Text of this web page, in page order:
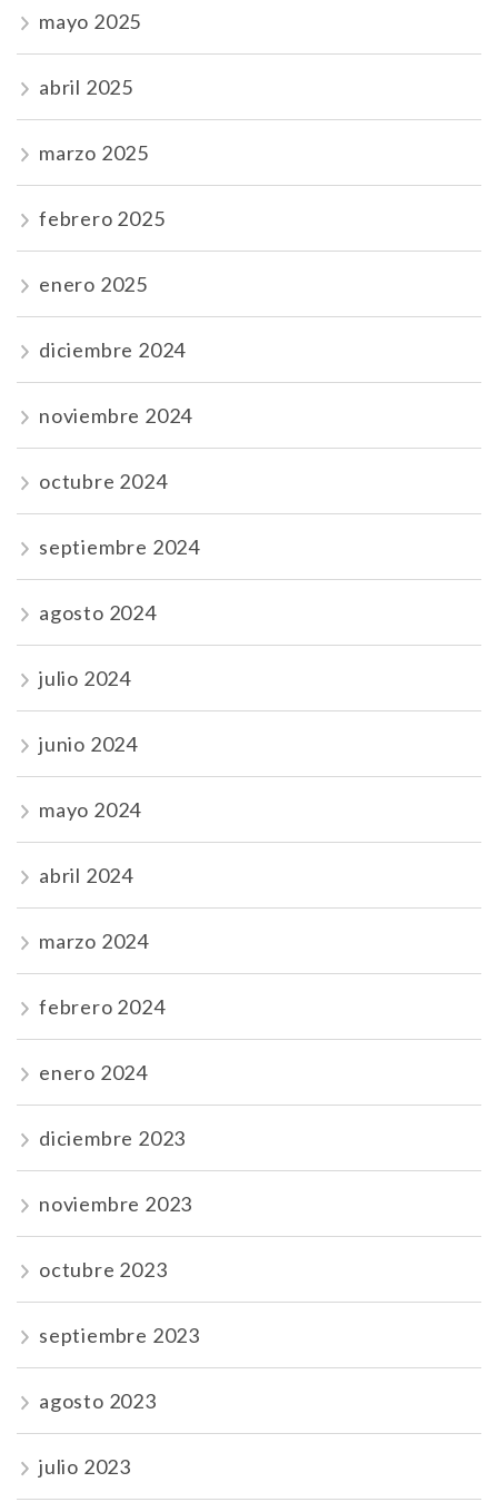
mayo 2025
abril 2025
marzo 2025
febrero 2025
enero 2025
diciembre 2024
noviembre 2024
octubre 2024
septiembre 2024
agosto 2024
julio 2024
junio 2024
mayo 2024
abril 2024
marzo 2024
febrero 2024
enero 2024
diciembre 2023
noviembre 2023
octubre 2023
septiembre 2023
agosto 2023
julio 2023